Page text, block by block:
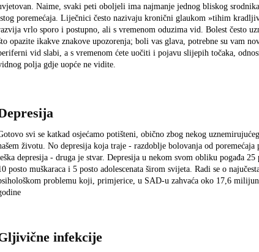
Naime, svaki peti oboljeli ima najmanje jednog bliskog
poremećaja. Liječnici često nazivaju kronični glaukom »tihim
vrlo sporo i postupno, ali s vremenom oduzima vid. Bolest često
opazite ikakve znakove upozorenja; boli vas glava, potrebne su vam
vid slabi, a s vremenom ćete uočiti i pojavu slijepih točaka,
polja gdje uopće ne vidite.
svi se katkad osjećamo potišteni, obično zbog nekog
životu. No depresija koja traje - razdoblje bolovanja od poremećaja
depresija - druga je stvar. Depresija u nekom svom obliku pogađa 25
posto muškaraca i 5 posto adolescenata širom svijeta. Radi se o
problemu koji, primjerice, u SAD-u zahvaća oko 17,6
infekcije